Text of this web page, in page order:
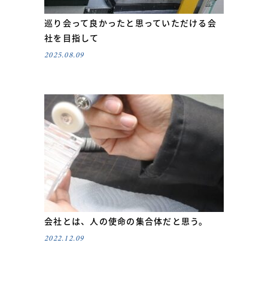
巡り会って良かったと思っていただける会
社を目指して
2025.08.09
会社とは、人の使命の集合体だと思う。
2022.12.09